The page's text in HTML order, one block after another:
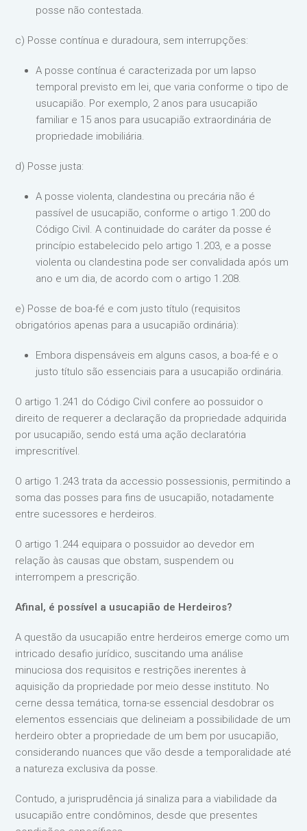
posse não contestada.
c) Posse contínua e duradoura, sem interrupções:
A posse contínua é caracterizada por um lapso
temporal previsto em lei, que varia conforme o tipo de
usucapião. Por exemplo, 2 anos para usucapião
familiar e 15 anos para usucapião extraordinária de
propriedade imobiliária.
d) Posse justa:
A posse violenta, clandestina ou precária não é
passível de usucapião, conforme o artigo 1.200 do
Código Civil. A continuidade do caráter da posse é
princípio estabelecido pelo artigo 1.203, e a posse
violenta ou clandestina pode ser convalidada após um
ano e um dia, de acordo com o artigo 1.208.
e) Posse de boa-fé e com justo título (requisitos
obrigatórios apenas para a usucapião ordinária):
Embora dispensáveis em alguns casos, a boa-fé e o
justo título são essenciais para a usucapião ordinária.
O artigo 1.241 do Código Civil confere ao possuidor o
direito de requerer a declaração da propriedade adquirida
por usucapião, sendo está uma ação declaratória
imprescritível.
O artigo 1.243 trata da accessio possessionis, permitindo a
soma das posses para fins de usucapião, notadamente
entre sucessores e herdeiros.
O artigo 1.244 equipara o possuidor ao devedor em
relação às causas que obstam, suspendem ou
interrompem a prescrição.
Afinal, é possível a usucapião de Herdeiros?
A questão da usucapião entre herdeiros emerge como um
intricado desafio jurídico, suscitando uma análise
minuciosa dos requisitos e restrições inerentes à
aquisição da propriedade por meio desse instituto. No
cerne dessa temática, torna-se essencial desdobrar os
elementos essenciais que delineiam a possibilidade de um
herdeiro obter a propriedade de um bem por usucapião,
considerando nuances que vão desde a temporalidade até
a natureza exclusiva da posse.
Contudo, a jurisprudência já sinaliza para a viabilidade da
usucapião entre condôminos, desde que presentes